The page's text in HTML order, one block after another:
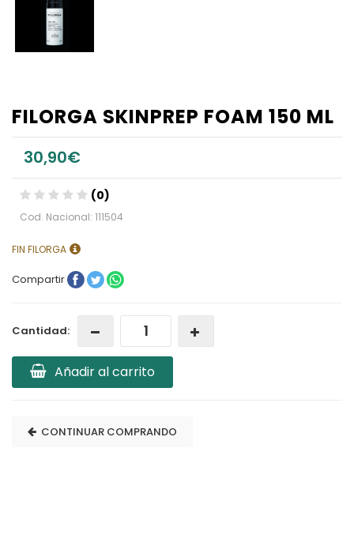
FILORGA SKINPREP FOAM 150 ML
30,90€
(0)
Cod. Nacional: 111504
FIN FILORGA
Compartir
Cantidad:
Añadir al carrito
CONTINUAR COMPRANDO